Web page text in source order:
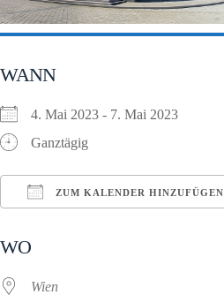
WANN
4. Mai 2023 - 7. Mai 2023
Ganztägig
ZUM KALENDER HINZUFÜGEN
WO
Wien